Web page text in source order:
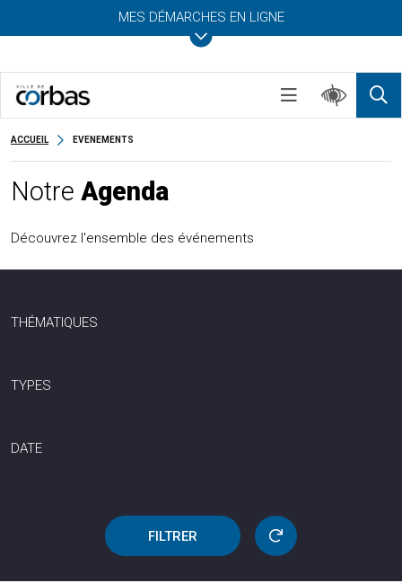
MES DÉMARCHES EN LIGNE
ACCUEIL EVENEMENTS
Notre Agenda
Découvrez l'ensemble des événements
THÉMATIQUES
TYPES
DATE
FILTRER